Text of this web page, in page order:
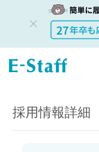
教員採用情
報のイー・
国語 京都国際中学高等学
採用情報詳細